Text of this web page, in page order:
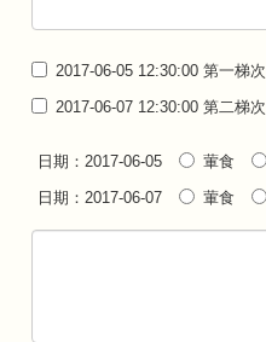
2017-06-05 12:30:00 第一梯次
2017-06-07 12:30:00 第二梯次
日期：2017-06-05 葷食
日期：2017-06-07
葷食